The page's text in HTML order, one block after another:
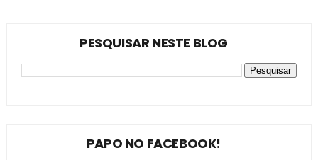
PESQUISAR NESTE BLOG
PAPO NO FACEBOOK!